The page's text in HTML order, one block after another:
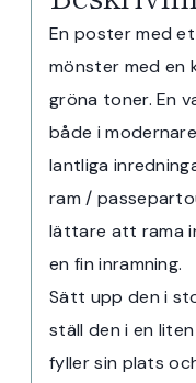
En poster med
mönster med en
gröna toner. En
både i
lantliga
ram /
lättare att rama
en fin inramning.
Sätt upp den i
ställ den i en
fyller sin plats